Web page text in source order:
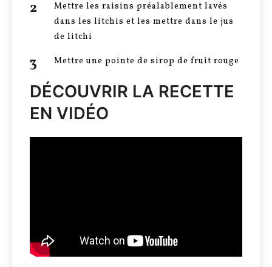
Mettre les raisins préalablement lavés
dans les litchis et les mettre dans le jus
de litchi
Mettre une pointe de sirop de fruit rouge
DÉCOUVRIR LA RECETTE
EN VIDÉO